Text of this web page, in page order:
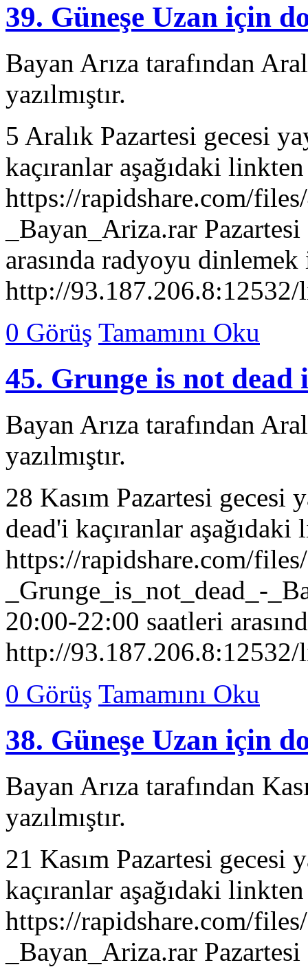
39. Güneşe Uzan için
Bayan Arıza tarafından
yazılmıştır.
5 Aralık Pazartesi gecesi
kaçıranlar aşağıdaki
https://rapidshare.com/
_Bayan_Ariza.rar
arasında radyoyu
http://93.187.206.8:12532/
0 Görüş Tamamını Oku
45. Grunge is not
Bayan Arıza tarafından
yazılmıştır.
28 Kasım Pazartesi gecesi
dead'i kaçıranlar
https://rapidshare.com/
_Grunge_is_not_dead_-
20:00-22:00 saatleri
http://93.187.206.8:12532/
0 Görüş Tamamını Oku
38. Güneşe Uzan için
Bayan Arıza tarafından
yazılmıştır.
21 Kasım Pazartesi gecesi
kaçıranlar aşağıdaki
https://rapidshare.com/
_Bayan_Ariza.rar